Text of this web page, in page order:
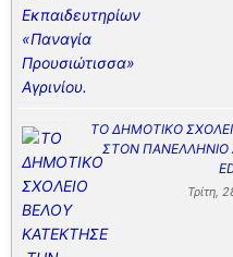
ΤΟ ΔΗΜΟΤΙΚΟ
ΣΤΟΝ ΠΑΝΕΛΛΗΝΙΟ
Τρίτη,